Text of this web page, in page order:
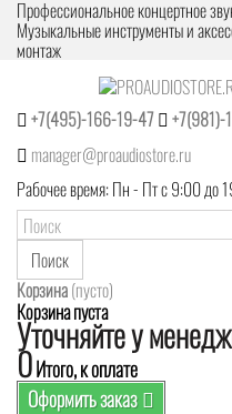
Профессиональное концертное
Музыкальные инструменты и
монтаж
+7(495)-166-19-47
manager@proaudiostore.ru
Рабочее время: Пн - Пт с 9:00 до
Поиск
Корзина(пусто)
Корзина пуста
Уточняйте у
0Итого, к оплате
Оформить заказ